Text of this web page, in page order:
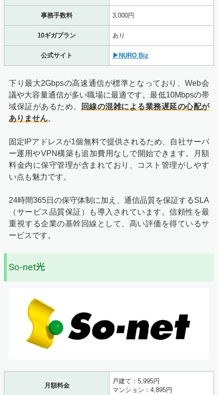
事務手数料 3,000円
10ギガプラン あり
公式サイト ▶NURO Biz
下り最大2Gbpsの高速通信が標準となっており、Web会
議や大容量通信が多い職場に最適です。最低10Mbpsの帯
域保証があるため、
回線の混雑による業務遅延の心配が
ありません。
固定IPアドレスが1個無料で提供されるため、自社サーバ
ー運用やVPN構築も追加費用なしで開始できます。月額
料金内に保守管理が含まれており、コスト管理がしやす
い点も魅力です。
24時間365日の保守体制に加え、通信品質を保証するSLA
（サービス品質保証）も導入されています。信頼性を最
重視する企業の基幹回線として、高い評価を得ているサ
ービスです。
So-net光
月額料金
戸建て：5,995円
マンション：4,895円